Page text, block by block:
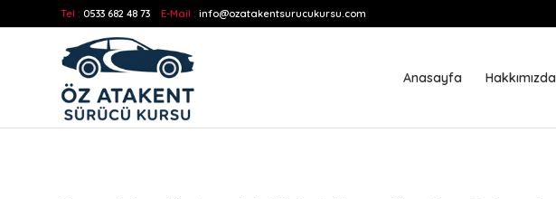
Tel : 0533 682 48 73 E-Mail : info@ozatakentsurucukursu.com
Anasayfa Hakkımızda